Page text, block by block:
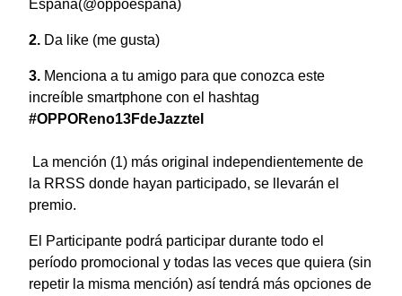
España(@oppoespana)
Da like (me gusta)
Menciona a tu amigo para que conozca este
increíble smartphone con el hashtag
#OPPOReno13FdeJazztel
La mención (1) más original independientemente de
la RRSS donde hayan participado, se llevarán el
premio.
El Participante podrá participar durante todo el
período promocional y todas las veces que quiera (sin
repetir la misma mención) así tendrá más opciones de